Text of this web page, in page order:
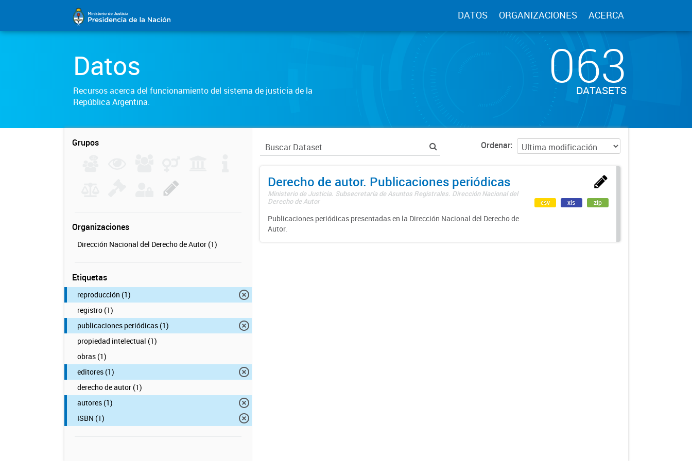
DATOS ORGANIZACIONES ACERCA
Datos
Recursos acerca del funcionamiento del sistema de justicia de la
República Argentina.
063
DATASETS
Grupos
Organizaciones
Dirección Nacional del Derecho de Autor (1)
Etiquetas
reproducción (1)
registro (1)
publicaciones periódicas (1)
propiedad intelectual (1)
obras (1)
editores (1)
derecho de autor (1)
autores (1)
ISBN (1)
Ordenar
Derecho de autor. Publicaciones periódicas
Ministerio de Justicia. Subsecretaría de Asuntos Registrales. Dirección Nacional del
Derecho de Autor
Publicaciones periódicas presentadas en la Dirección Nacional del Derecho de
Autor.
csv xls zip